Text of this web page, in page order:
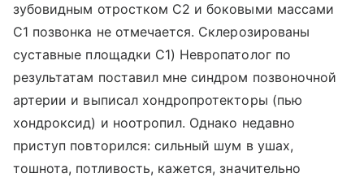
зубовидным отростком С2 и боковыми массами
С1 позвонка не отмечается. Склерозированы
суставные площадки С1) Невропатолог по
результатам поставил мне синдром позвоночной
артерии и выписал хондропротекторы (пью
хондроксид) и ноотропил. Однако недавно
приступ повторился: сильный шум в ушах,
тошнота, потливость, кажется, значительно